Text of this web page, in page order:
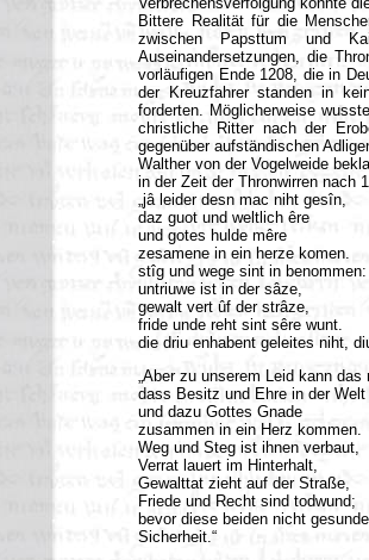
Bittere Realität für die
zwischen Papsttum und
Auseinandersetzungen, die
vorläufigen Ende 1208, die in
der Kreuzfahrer standen in
forderten. Möglicherweise
christliche Ritter nach der
gegenüber aufständischen
Walther von der Vogelweide
in der Zeit der Thronwirren nach
„jâ leider desn mac niht gesîn,
daz guot und weltlich êre
und gotes hulde mêre
zesamene in ein herze komen.
stîg und wege sint in benommen:
untriuwe ist in der sâze,
gewalt vert ûf der strâze,
fride unde reht sint sêre wunt.
die driu enhabent geleites niht,
„Aber zu unserem Leid kann das
dass Besitz und Ehre in der Welt
und dazu Gottes Gnade
zusammen in ein Herz kommen.
Weg und Steg ist ihnen verbaut,
Verrat lauert im Hinterhalt,
Gewalttat zieht auf der Straße,
Friede und Recht sind todwund;
bevor diese beiden nicht
Sicherheit.“